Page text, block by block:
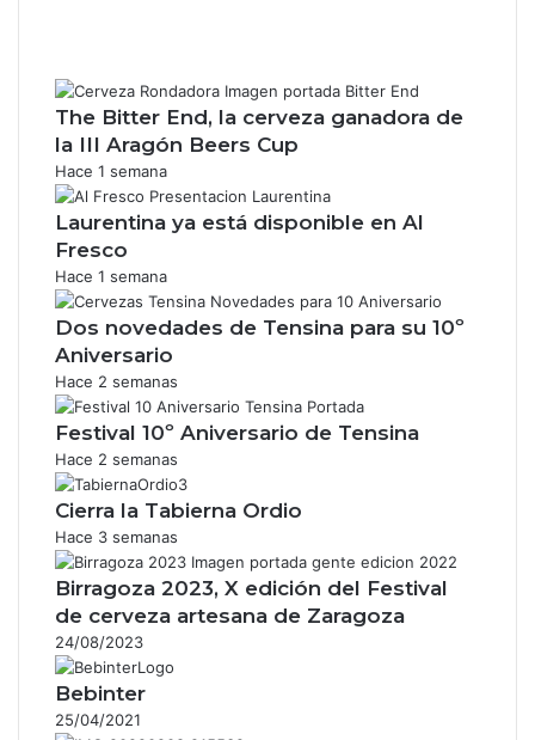
The Bitter End, la cerveza ganadora de
la III Aragón Beers Cup
Hace 1 semana
Laurentina ya está disponible en Al
Fresco
Hace 1 semana
Dos novedades de Tensina para su 10º
Aniversario
Hace 2 semanas
Festival 10º Aniversario de Tensina
Hace 2 semanas
Cierra la Tabierna Ordio
Hace 3 semanas
Birragoza 2023, X edición del Festival
de cerveza artesana de Zaragoza
24/08/2023
Bebinter
25/04/2021